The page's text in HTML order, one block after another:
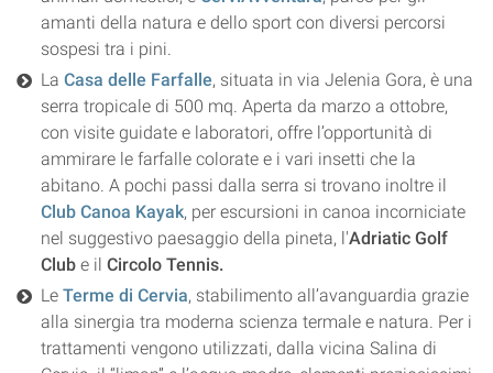
amanti della natura e dello sport con diversi percorsi
sospesi tra i pini.
La Casa delle Farfalle, situata in via Jelenia Gora, è una
serra tropicale di 500 mq. Aperta da marzo a ottobre,
con visite guidate e laboratori, offre l’opportunità di
ammirare le farfalle colorate e i vari insetti che la
abitano. A pochi passi dalla serra si trovano inoltre il
Club Canoa Kayak, per escursioni in canoa incorniciate
nel suggestivo paesaggio della pineta, l'Adriatic Golf
Club e ilCircolo Tennis.
LeTerme di Cervia, stabilimento all’avanguardia grazie
alla sinergia tra moderna scienza termale e natura. Per i
trattamenti vengono utilizzati, dalla vicina Salina di